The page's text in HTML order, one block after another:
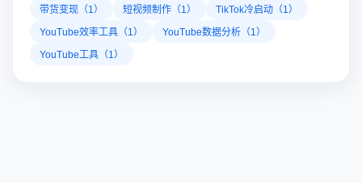
带货变现（1） 短视频制作（1）
TikTok冷启动（1）
YouTube效率工具（1）
YouTube数据分析（1）
YouTube工具（1）